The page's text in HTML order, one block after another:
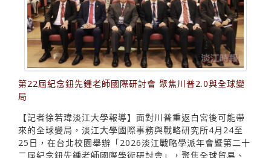
第22屆紀念鈕先鍾老師國際研討會 聚焦川普2.0與全球變
局
【記者徐若瑋淡江大學報導】面對川普重返白宮後可能帶
來的全球變局，淡江大學國際事務與戰略研究所4月24至
25日，在台北校園舉辦「2026淡江戰略學派年會暨第二十
二屆紀念鈕先鍾老師國際學術研討會」，聚焦全球貿易、